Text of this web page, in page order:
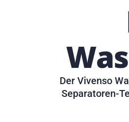
Der Vivenso
Separatoren-